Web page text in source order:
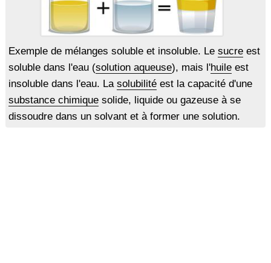
Exemple de mélanges soluble et insoluble. Le sucreest
soluble dans l'eau (solution aqueuse), mais l'huileest
insoluble dans l'eau. La solubilitéest la capacité d'une
substance chimiquesolide, liquide ou gazeuse à se
dissoudre dans un solvant et à former une solution.